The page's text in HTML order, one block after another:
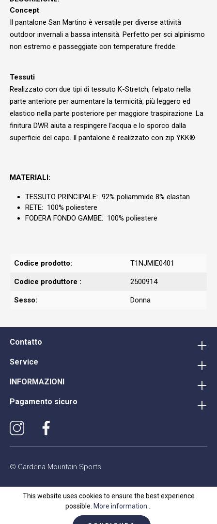
Concept
Il pantalone San Martino è versatile per diverse attività
outdoor invernali a bassa intensità. Perfetto per sci alpinismo
non estremo e passeggiate con temperature fredde.
Tessuti
Realizzato con due tipi di tessuto K-Stretch, felpato nella
parte anteriore per aumentare la termicità, più leggero ed
elastico nella parte posteriore per maggiore traspirazione. La
finitura DWR aiuta a respingere l’acqua e lo sporco dalla
superficie del capo. Il pantalone è realizzato con zip YKK®.
MATERIALI:
TESSUTO PRINCIPALE: 92% poliammide 8% elastan
RETE: 100% poliestere
FODERA FONDO GAMBE: 100% poliestere
Codice prodotto: T1NJMIE0401
Codice produttore : 2500914
Sesso: Donna
Contatto
Service
INFORMAZIONI
Pagamento sicuro
© Gardena Mountain Sports
This website uses cookies to ensure the best experience
possible. More information...